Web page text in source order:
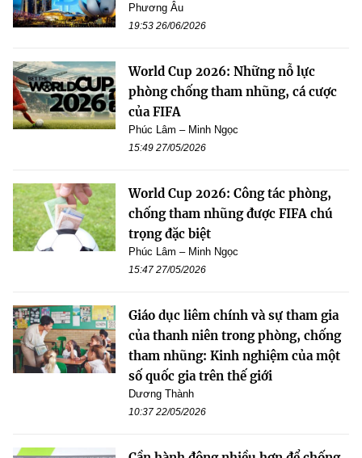
Phương Âu
19:53 26/06/2026
World Cup 2026: Những nỗ lực
phòng chống tham nhũng, cá cược
của FIFA
Phúc Lâm – Minh Ngọc
15:49 27/05/2026
World Cup 2026: Công tác phòng,
chống tham nhũng được FIFA chú
trọng đặc biệt
Phúc Lâm – Minh Ngọc
15:47 27/05/2026
Giáo dục liêm chính và sự tham gia
của thanh niên trong phòng, chống
tham nhũng: Kinh nghiệm của một
số quốc gia trên thế giới
Dương Thành
10:37 22/05/2026